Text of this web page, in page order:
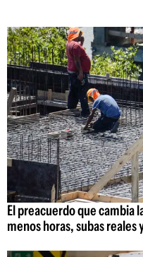
El preacuerdo que cambia
menos horas, subas reales